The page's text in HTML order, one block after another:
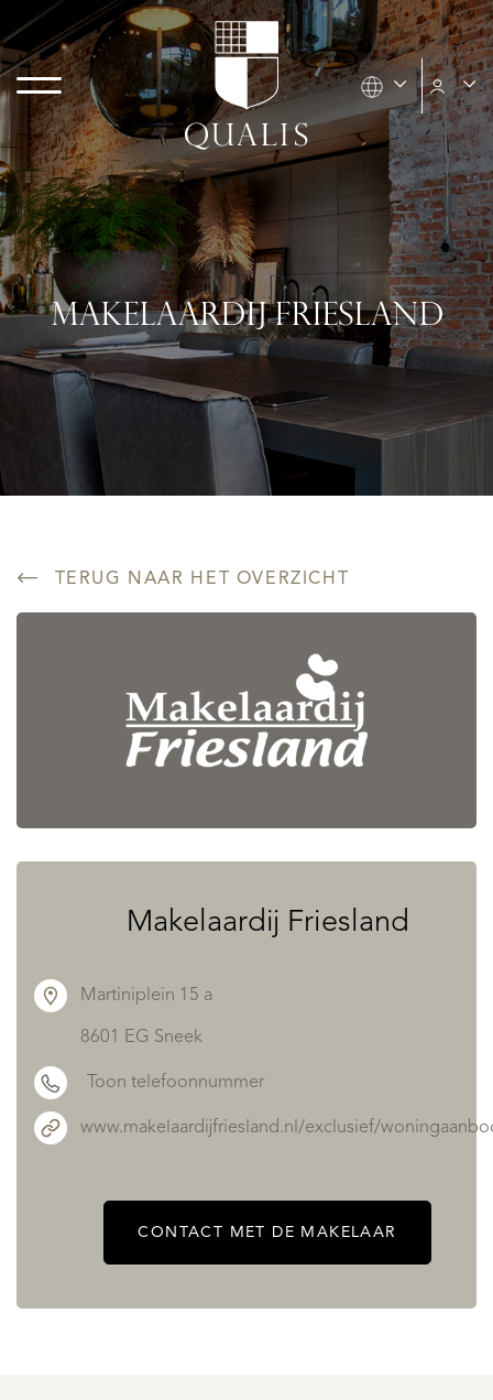
MAKELAARDIJ FRIESLAND
TERUG NAAR HET OVERZICHT
Makelaardij Friesland
Martiniplein 15 a
8601 EG Sneek
Toon telefoonnummer
www.makelaardijfriesland.nl/exclusief/
CONTACT MET DE MAKELAAR